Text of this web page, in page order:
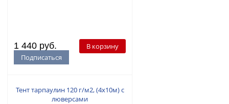
1 440 руб.
В корзину
Подписаться
Тент тарпаулин 120 г/м2, (4х10м) с
люверсами